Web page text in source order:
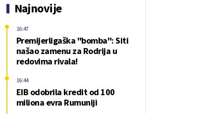
Najnovije
Premijerligaška "bomba": Siti
našao zamenu za Rodrija u
redovima rivala!
16:47
EIB odobrila kredit od 100
miliona evra Rumuniji
16:44